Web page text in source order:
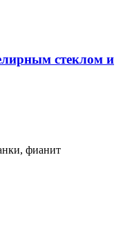
стеклом и
фианит